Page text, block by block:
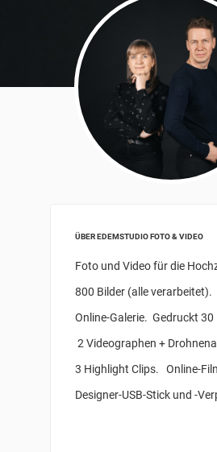
ÜBER EDEMSTUDIO FOTO & VIDEO
Foto und Video für die
800 Bilder (alle
Online-Galerie. Gedruckt
2 Videographen +
3 Highlight Clips. Online-
Designer-USB-Stick und -